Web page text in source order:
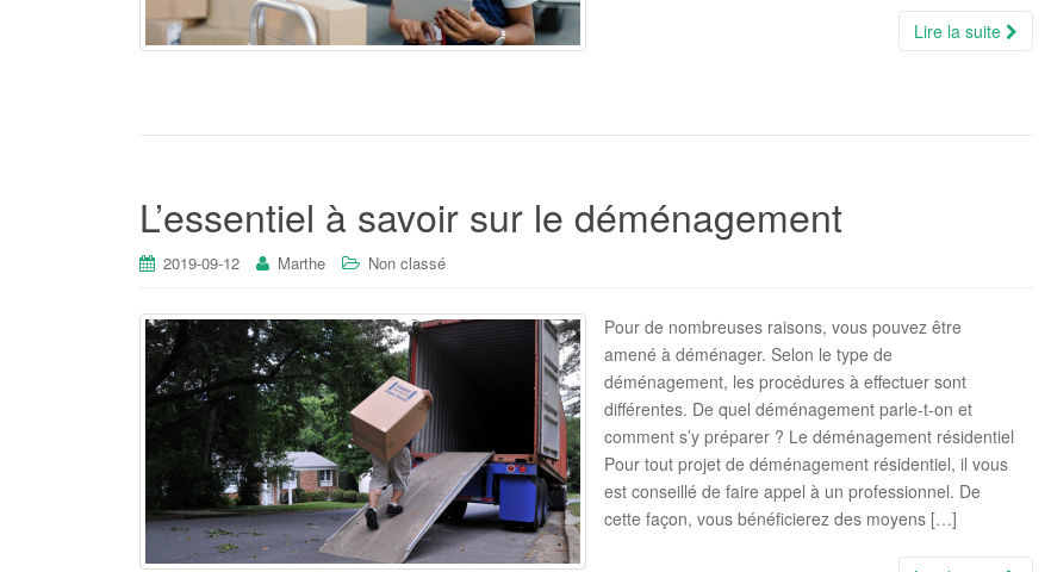
Lire la suite
L’essentiel à savoir sur le déménagement
2019-09-12 Marthe Non classé
Pour de nombreuses raisons, vous pouvez être
amené à déménager. Selon le type de
déménagement, les procédures à effectuer sont
différentes. De quel déménagement parle-t-on et
comment s’y préparer ? Le déménagement résidentiel
Pour tout projet de déménagement résidentiel, il vous
est conseillé de faire appel à un professionnel. De
cette façon, vous bénéficierez des moyens […]